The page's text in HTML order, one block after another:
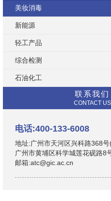
美妆消毒
新能源
轻工产品
综合检测
石油化工
联系我们
CONTACT US
电话:400-133-6008
地址:广州市天河区兴科路368
广州市黄埔区科学城莲花砚路8
邮箱:atc@gic.ac.cn